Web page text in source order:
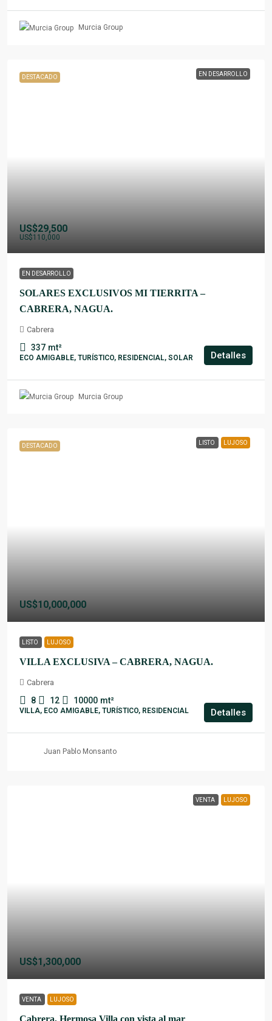
Murcia Group
DESTACADO EN DESARROLLO
US$29,500
US$110,000
EN DESARROLLO
SOLARES EXCLUSIVOS MI TIERRITA –
CABRERA, NAGUA.
Cabrera
337 mt²
ECO AMIGABLE, TURÍSTICO, RESIDENCIAL, SOLAR Detalles
Murcia Group
DESTACADO LISTO LUJOSO
US$10,000,000
LISTO LUJOSO
VILLA EXCLUSIVA – CABRERA, NAGUA.
Cabrera
8 12 10000 mt²
VILLA, ECO AMIGABLE, TURÍSTICO, RESIDENCIAL Detalles
Juan Pablo Monsanto
VENTA LUJOSO
US$1,300,000
VENTA LUJOSO
Cabrera, Hermosa Villa con vista al mar